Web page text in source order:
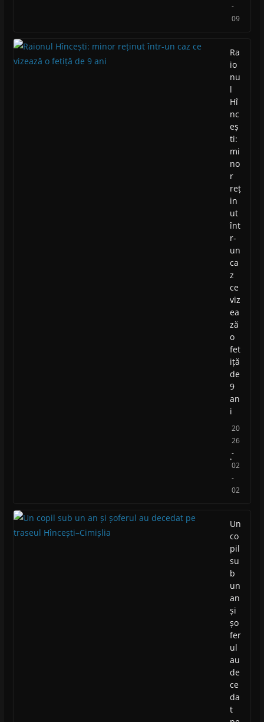
-
09
Ra
io
nu
l
Hî
nc
eș
ti:
mi
no
r
reț
in
ut
înt
r-
un
ca
z
ce
viz
ea
ză
o
fet
iță
de
9
an
i
20
26
-
02
-
02
Un
co
pil
su
b
un
an
și
șo
fer
ul
au
de
ce
da
t